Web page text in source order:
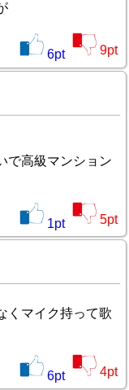
6pt 9pt
で高級マンション
1pt 5pt
くマイク持って歌
6pt 4pt